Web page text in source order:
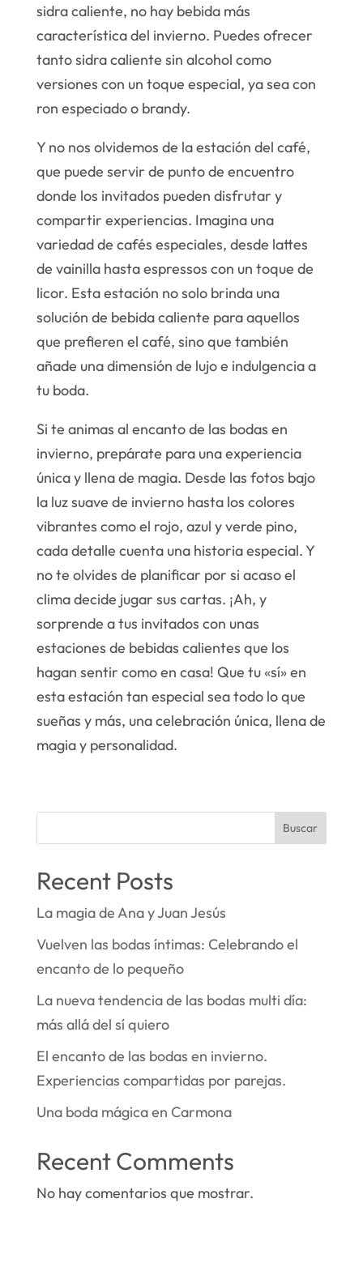
sidra caliente, no hay bebida más
característica del invierno. Puedes ofrecer
tanto sidra caliente sin alcohol como
versiones con un toque especial, ya sea con
ron especiado o brandy.
Y no nos olvidemos de la estación del café,
que puede servir de punto de encuentro
donde los invitados pueden disfrutar y
compartir experiencias. Imagina una
variedad de cafés especiales, desde lattes
de vainilla hasta espressos con un toque de
licor. Esta estación no solo brinda una
solución de bebida caliente para aquellos
que prefieren el café, sino que también
añade una dimensión de lujo e indulgencia a
tu boda.
Si te animas al encanto de las bodas en
invierno, prepárate para una experiencia
única y llena de magia. Desde las fotos bajo
la luz suave de invierno hasta los colores
vibrantes como el rojo, azul y verde pino,
cada detalle cuenta una historia especial. Y
no te olvides de planificar por si acaso el
clima decide jugar sus cartas. ¡Ah, y
sorprende a tus invitados con unas
estaciones de bebidas calientes que los
hagan sentir como en casa! Que tu «sí» en
esta estación tan especial sea todo lo que
sueñas y más, una celebración única, llena de
magia y personalidad.
Buscar
Recent Posts
La magia de Ana y Juan Jesús
Vuelven las bodas íntimas: Celebrando el
encanto de lo pequeño
La nueva tendencia de las bodas multi día:
más allá del sí quiero
El encanto de las bodas en invierno.
Experiencias compartidas por parejas.
Una boda mágica en Carmona
Recent Comments
No hay comentarios que mostrar.